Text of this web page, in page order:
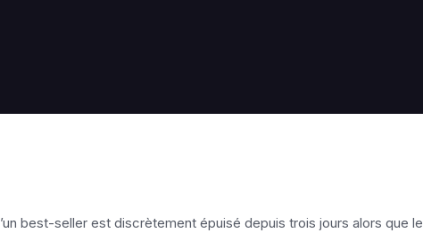
best-seller est discrètement épuisé depuis trois jours alors que le